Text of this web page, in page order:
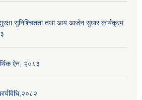
सुरक्षा सुनिश्चितता तथा आय आर्जन सुधार कार्यक्रम
ऐन, २०८३